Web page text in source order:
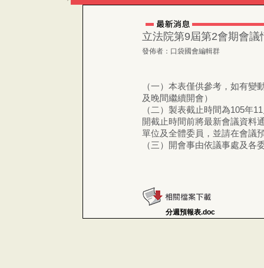
立法院第9屆第2會期會
發佈者：口袋國會編輯群
（一）本表僅供參考，如有
及晚間繼續開會）
（二）製表截止時間為105年
開截止時間前將最新會議資料
單位及全體委員，並請在會議
（三）開會事由依議事處及各
分週預報表.doc